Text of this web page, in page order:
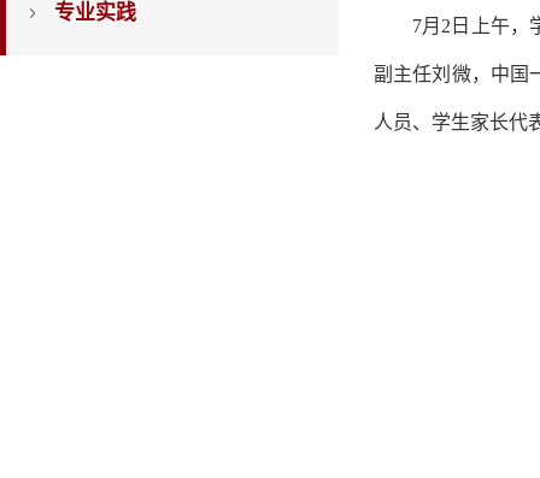
专业实践
7月2日上午，
副主任刘微，中国
人员、学生家长代